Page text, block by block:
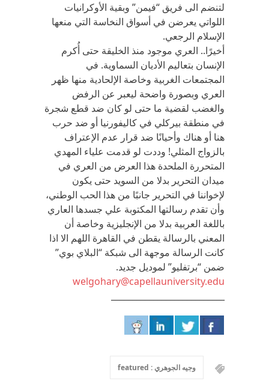
لتنضم الى فريق “فيمن” وبقية الأوكرانيات
اللواتي يعرضن في أسواق النخاسة التي منعها
الإسلام الرجعي.
أخيرًا.. العري موجود منذ الخليقة حتى أُكرم
الإنسان بتعاليم الأديان السماوية. في
المجتمعات الغربية وخاصة الإلحادية منها ظهر
العري وبصورة واضحة ليعبر عن الرفض
والغضب لقضية ما حتى لو كان ضد قطع شجرة
في منطقة بيركلي في كاليفورنيا أو ضد حرب
هنا أو هناك وأحيانًا ضد قرار عدم الإعتراف
بالزواج المثلي! وددت لو قدمت علياء المهدي
المتحررة الملحدة هذا العرض من العري في
ميدان التحرير بدلا من السويد حتى يكون
لإخواننا في التحرير جانبًا من هذا الحب الوطني،
وأن تقدم رسالتها المكتوبة علي جسدها العاري
باللغة العربية بدلا من الإنجليزية وخاصة أن
المعني بالرسالة يقطن في القاهرة اللهم الا اذا
كانت الرسالة موجهة الى شبكة “البلاي بوي”
ضمن “برتفليو” لموديل جديد.
welgohary@capellauniversity.edu
وجيه الجوهري : featured